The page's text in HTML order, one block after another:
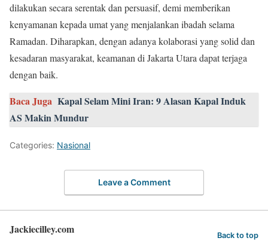
dilakukan secara serentak dan persuasif, demi memberikan
kenyamanan kepada umat yang menjalankan ibadah selama
Ramadan. Diharapkan, dengan adanya kolaborasi yang solid dan
kesadaran masyarakat, keamanan di Jakarta Utara dapat terjaga
dengan baik.
Baca Juga Kapal Selam Mini Iran: 9 Alasan Kapal Induk
AS Makin Mundur
Categories: Nasional
Leave a Comment
Jackiecilley.com Back to top